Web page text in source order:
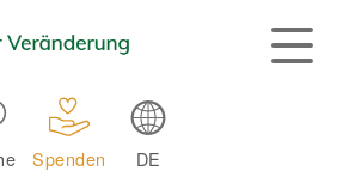
Spenden DE